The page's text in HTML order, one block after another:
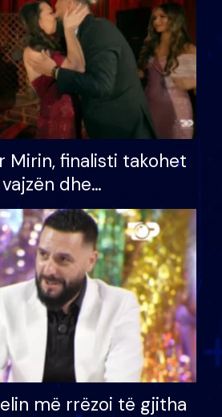
Mirin, finalisti takohet
dhe
S’kemi ndonjë letër
më rrëzoi të gjitha